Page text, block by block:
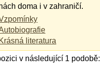
doma i v zahraničí.
Krásná literatura
v následující 1 podobě: